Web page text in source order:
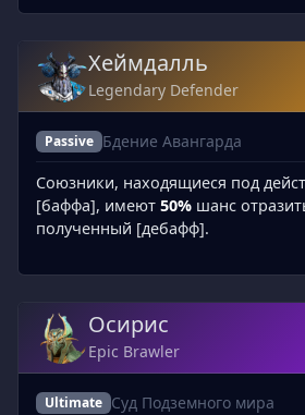
Хеймдалль
Legendary Defender
Passive Бдение Авангарда
Союзники, находящиеся под
[баффа], имеют 50% шанс
полученный [дебафф].
Осирис
Epic Brawler
Ultimate Суд Подземного мира